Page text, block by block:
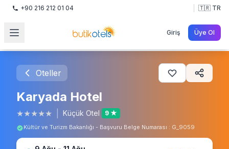
+90 216 212 01 04 🇹🇷 TR
Giriş Üye Ol
Oteller
Karyada Hotel
★★★★★ Küçük Otel 9 ★
Kültür ve Turizm Bakanlığı - Başvuru Belge Numarası : G_9059